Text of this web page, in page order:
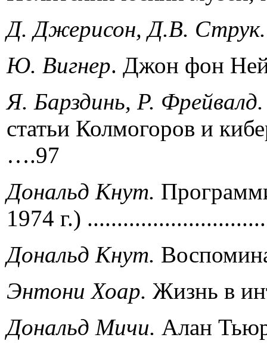
Д.Джерисон,Д.В. Струк
Ю. Вигнер. Джон
Я. Барздинь, Р. Фрейвалд
статьи Колмогоров и
….97
Дональд Кнут.
1974 г.)
Дональд Кнут.
Энтони Хоар. Жизнь в
Дональд Мичи. Алан